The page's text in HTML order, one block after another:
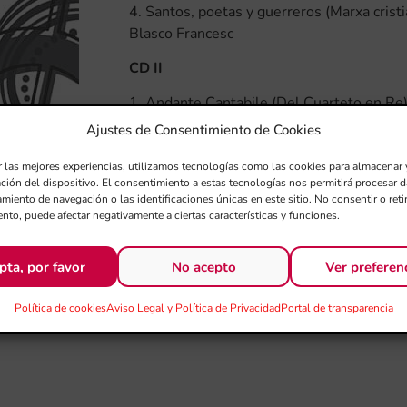
Ajustes de Consentimiento de Cookies
las mejores experiencias, utilizamos tecnologías como las cookies para almacenar
del dispositivo. El consentimiento a estas tecnologías nos permitirá procesar
de navegación o las identificaciones únicas en este sitio. No consentir o
puede afectar negativamente a ciertas características y funciones.
por favor No acepto Ver
Política de cookiesAviso Legal y Política de PrivacidadPortal de transparencia
4. Santos, poetas y guerreros (Marxa
Blasco Francesc
CD II
1. Andante Cantabile (Del Cuarteto en
2. Una hoja de álbum de Richard Wagner
4. La muerte de Ase (De la suite Peer
¡Escucha este CD en Spotify!